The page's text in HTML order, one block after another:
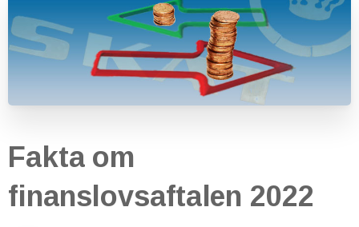
Fakta om
finanslovsaftalen 2022